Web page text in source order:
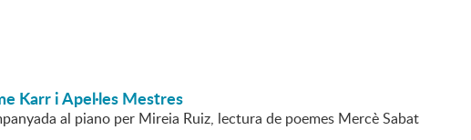
Karr i Apel·les Mestres
al piano per Mireia Ruiz, lectura de poemes Mercè Sabat